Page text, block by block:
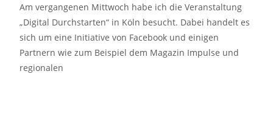
Am vergangenen Mittwoch habe ich die Veranstaltung
„Digital Durchstarten“ in Köln besucht. Dabei handelt es
sich um eine Initiative von Facebook und einigen
Partnern wie zum Beispiel dem Magazin Impulse und
regionalen